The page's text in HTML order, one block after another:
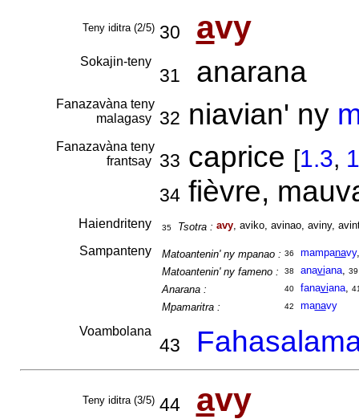
Teny iditra (2/5) 30 avy
Sokajin-teny
31 anarana
Fanazavàna teny
malagasy
32 niavian' ny
Fanazavàna teny
frantsay
33 caprice [1.3,
34fièvre,
Haiendriteny 35 Tsotra : avy, aviko, avinao, aviny,
Sampanteny Matoantenin' ny mpanao : 36 mampanavy
Matoantenin' ny fameno :
38 anaviana, 39
Anarana : 40 fanaviana,
Mpamaritra : 42 manavy
Voambolana
43
Teny iditra (3/5) 44 avy